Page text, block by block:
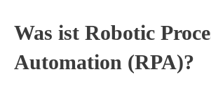
Was ist Robotic
Automation (RPA)?